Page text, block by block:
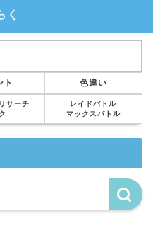
く
ト 色違い
サーチ
レイドバトル
マックスバトル